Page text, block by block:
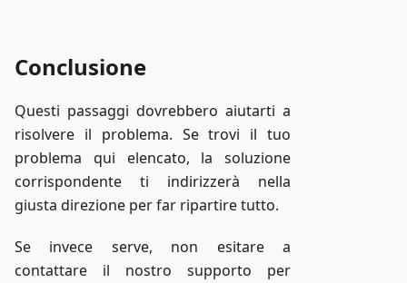
Conclusione
Questi passaggi dovrebbero aiutarti a
risolvere il problema. Se trovi il tuo
problema qui elencato, la soluzione
corrispondente ti indirizzerà nella
giusta direzione per far ripartire tutto.
Se invece serve, non esitare a
contattare il nostro supporto per